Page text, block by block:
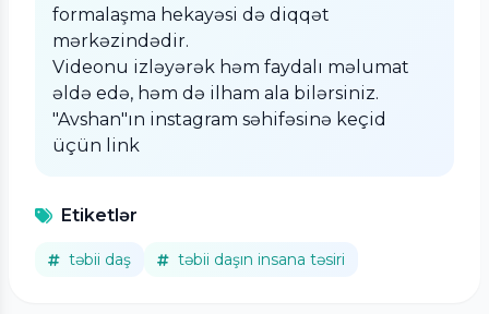
formalaşma hekayəsi də diqqət
mərkəzindədir.
Videonu izləyərək həm faydalı məlumat
əldə edə, həm də ilham ala bilərsiniz.
"Avshan"ın instagram səhifəsinə keçid
üçün link
Etiketlər
təbii daş təbii daşın insana təsiri